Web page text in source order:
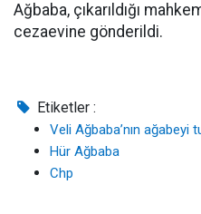
Ağbaba, çıkarıldığı
cezaevine gönderildi.
Etiketler :
Veli Ağbaba’nın ağabeyi
Hür Ağbaba
Chp